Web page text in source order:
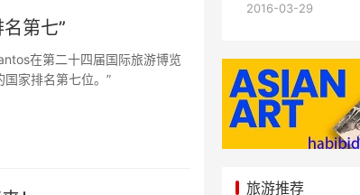
第七”
在第二十四届国际旅游博览
家排名第七位。”
2016-03-29
旅游推荐